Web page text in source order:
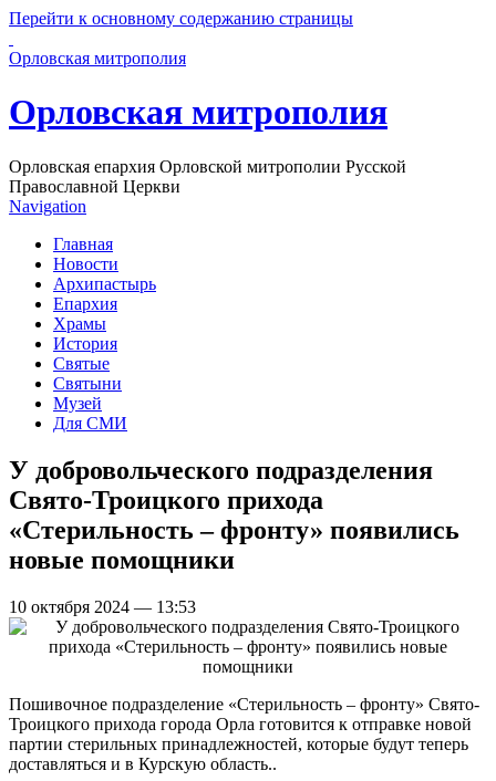
Перейти к основному содержанию страницы
Орловская митрополия
Орловская митрополия
Орловская епархия Орловской митрополии Русской
Православной Церкви
Navigation
Главная
Новости
Архипастырь
Епархия
Храмы
История
Святые
Святыни
Музей
Для СМИ
У добровольческого подразделения
Свято-Троицкого прихода
«Стерильность – фронту» появились
новые помощники
10 октября 2024 — 13:53
Пошивочное подразделение «Стерильность – фронту» Свято-
Троицкого прихода города Орла готовится к отправке новой
партии стерильных принадлежностей, которые будут теперь
доставляться и в Курскую область..